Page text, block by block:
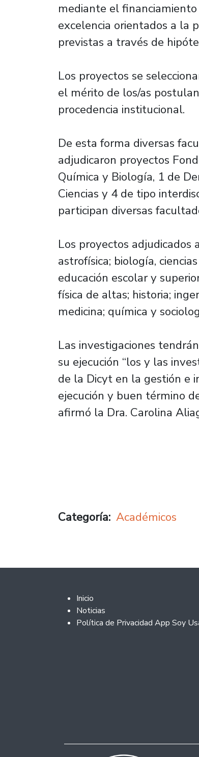
mediante el
excelencia orientados a la
previstas a través de
Los proyectos se
el mérito de los/as
procedencia institucional.
De esta forma diversas
adjudicaron proyectos
Química y Biología, 1 de
Ciencias y 4 de tipo
participan diversas
Los proyectos
astrofísica; biología,
educación escolar y
física de altas; historia;
medicina; química y
Las investigaciones
su ejecución “los y las
de la Dicyt en la gestión e
ejecución y buen término
afirmó la Dra. Carolina
Categoría Académicos
Footer 2
Inicio
Noticias
Política de Privacidad App Soy